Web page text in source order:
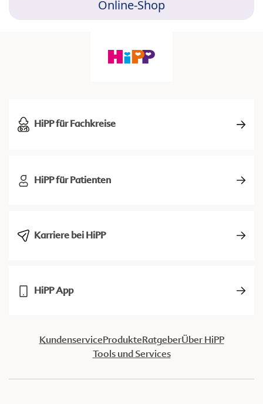
Online-Shop
HiPP für Fachkreise
HiPP für Patienten
Karriere bei HiPP
HiPP App
KundenserviceProdukteRatgeberÜber HiPP
Tools und Services